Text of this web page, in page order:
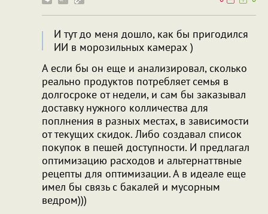
И тут до меня дошло, как бы пригодился
ИИ в морозильных камерах )
А если бы он еще и анализировал, сколько
реально продуктов потребляет семья в
долгосроке от недели, и сам бы заказывал
доставку нужного колличества для
поплнения в разных местах, в зависимости
от текущих скидок. Либо создавал список
покупок в пешей доступности. И предлагал
оптимизацию расходов и альтернаттвные
рецепты для оптимизации. А в идеале еще
имел бы связь с бакалей и мусорным
ведром)))